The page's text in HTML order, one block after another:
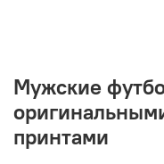
Мужские
принтами